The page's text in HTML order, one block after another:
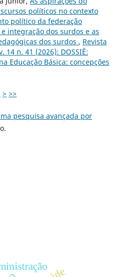
políticos no contexto
político da federação
integração dos surdos e as
dos surdos , Revista
14 n. 41 (2026): DOSSIÊ:
Educação Básica: concepções
> >>
pesquisa avançada por